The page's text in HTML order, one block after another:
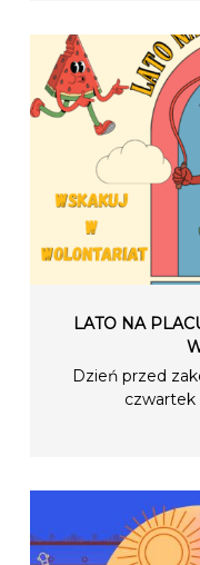
LATO NA
Dzień przed
czwartek